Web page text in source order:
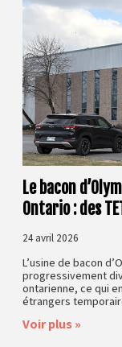
Le bacon
Ontario : des
24 avril 2026
L’usine de bacon
progressivement
ontarienne, ce qui
étrangers
Voir plus »